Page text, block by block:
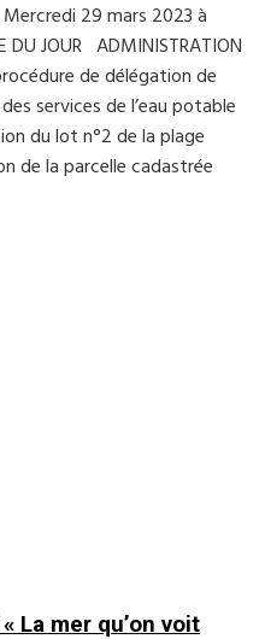
Mercredi 29 mars 2023 à
DU JOUR ADMINISTRATION
de délégation de
services de l’eau potable
du lot n°2 de la plage
de la parcelle cadastrée
La mer qu’on voit